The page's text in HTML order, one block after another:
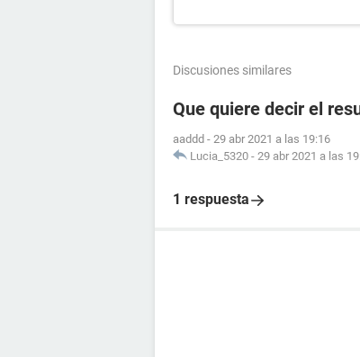
Discusiones similares
Que quiere decir el
aaddd - 29 abr 2021 a las 19:16
Lucia_5320 - 29 abr 2021 a las
1 respuesta